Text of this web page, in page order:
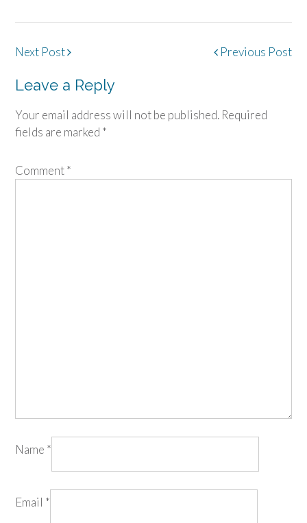
Post
Previous Post
Next Post
Leave a Reply
Your email address will not be published. Required
fields are marked *
Comment*
Name *
Email *